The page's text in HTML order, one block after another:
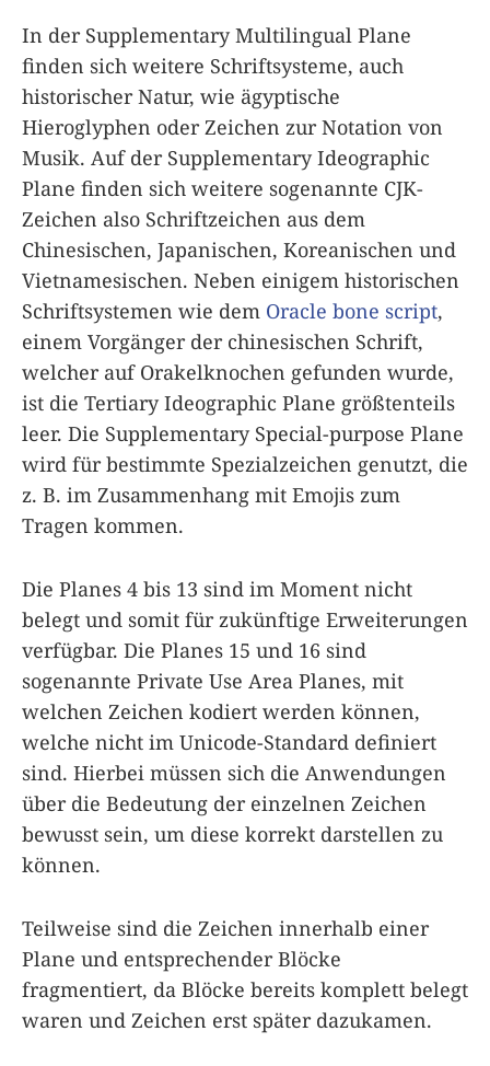
In der Supplementary Multilingual Plane
finden sich weitere Schriftsysteme, auch
historischer Natur, wie ägyptische
Hieroglyphen oder Zeichen zur Notation von
Musik. Auf der Supplementary Ideographic
Plane finden sich weitere sogenannte CJK-
Zeichen also Schriftzeichen aus dem
Chinesischen, Japanischen, Koreanischen und
Vietnamesischen. Neben einigem historischen
Schriftsystemen wie dem Oracle bone script,
einem Vorgänger der chinesischen Schrift,
welcher auf Orakelknochen gefunden wurde,
ist die Tertiary Ideographic Plane größtenteils
leer. Die Supplementary Special-purpose Plane
wird für bestimmte Spezialzeichen genutzt, die
z. B. im Zusammenhang mit Emojis zum
Tragen kommen.
Die Planes 4 bis 13 sind im Moment nicht
belegt und somit für zukünftige Erweiterungen
verfügbar. Die Planes 15 und 16 sind
sogenannte Private Use Area Planes, mit
welchen Zeichen kodiert werden können,
welche nicht im Unicode-Standard definiert
sind. Hierbei müssen sich die Anwendungen
über die Bedeutung der einzelnen Zeichen
bewusst sein, um diese korrekt darstellen zu
können.
Teilweise sind die Zeichen innerhalb einer
Plane und entsprechender Blöcke
fragmentiert, da Blöcke bereits komplett belegt
waren und Zeichen erst später dazukamen.